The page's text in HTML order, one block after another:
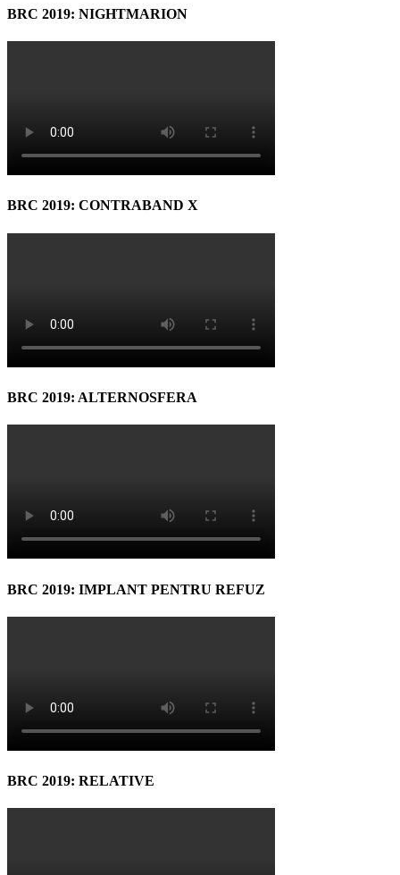
BRC 2019: NIGHTMARION
BRC 2019: CONTRABAND X
BRC 2019: ALTERNOSFERA
BRC 2019: IMPLANT PENTRU REFUZ
BRC 2019: RELATIVE